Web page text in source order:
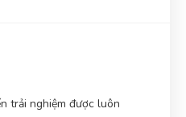
trải nghiệm được luôn